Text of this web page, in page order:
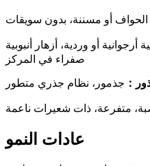
الحواف أو مسننة، بدون سويقات
أرجوانية أو وردية، أزهار أنبوبية
صفراء في المركز
： جذمور، نظام جذري متطور
متفرعة، ذات شعيرات ناعمة
عادات النمو